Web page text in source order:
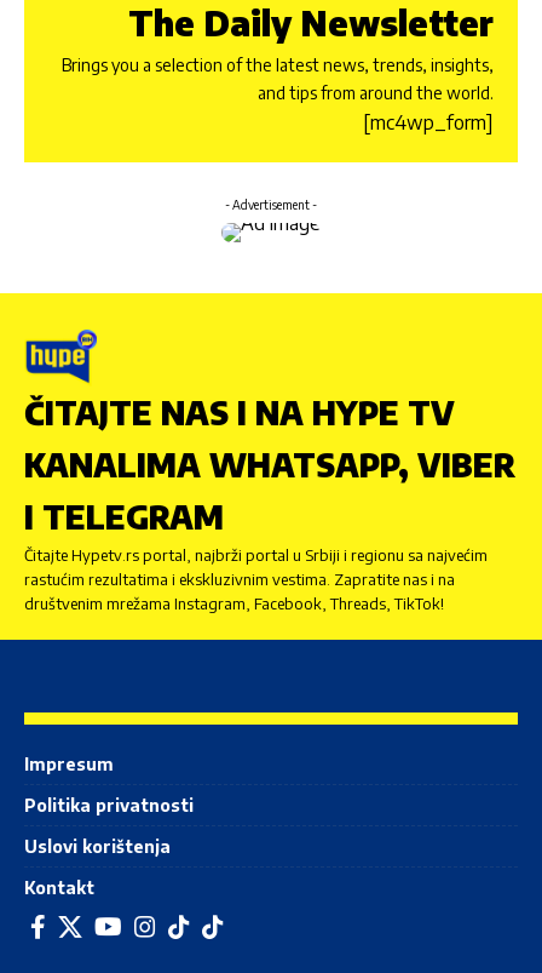
The Daily Newsletter
Brings you a selection of the latest news, trends, insights,
and tips from around the world.
[mc4wp_form]
- Advertisement -
ČITAJTE NAS I NA HYPE TV
KANALIMA WHATSAPP, VIBER
I TELEGRAM
Čitajte Hypetv.rs portal, najbrži portal u Srbiji i regionu sa najvećim
rastućim rezultatima i ekskluzivnim vestima. Zapratite nas i na
društvenim mrežama Instagram, Facebook, Threads, TikTok!
Impresum
Politika privatnosti
Uslovi korištenja
Kontakt